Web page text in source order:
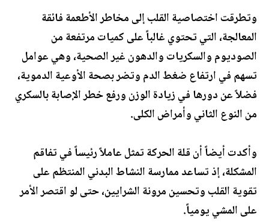
وتطرقت اختصاصية القلب إلى مخاطر الأطعمة فائقة
المعالجة، التي تحتوي غالباً على كميات مرتفعة من
الصوديوم والسكريات والدهون غير الصحية، وهي عوامل
تسهم في ارتفاع ضغط الدم وتضر بصحة الأوعية الدموية،
فضلاً عن دورها في زيادة الوزن ورفع خطر الإصابة بالسكري
من النوع الثاني وأمراض الكلى.
وأكدت أيضاً أن قلة الحركة تمثل عاملاً رئيساً في تفاقم
المشكلة، إذ تساعد ممارسة النشاط البدني المنتظم على
تقوية القلب وتحسين مرونة الشرايين، حتى لو اقتصر الأمر
على المشي يومياً.